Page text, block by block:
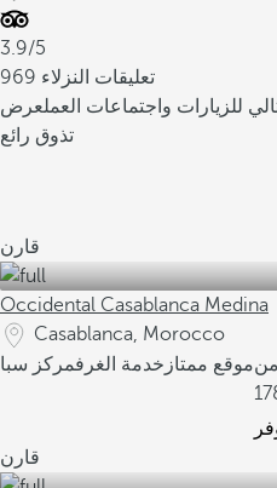
3.9/5
969 تعليقات النزلاء
للزيارات واجتماعات العملعرض
تذوق رائع
قارن
Occidental Casablanca Medina
Casablanca, Morocco
موقع ممتاز خدمة الغرفمركز سبا
من
قارن